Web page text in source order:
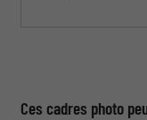
Ces cadres photo